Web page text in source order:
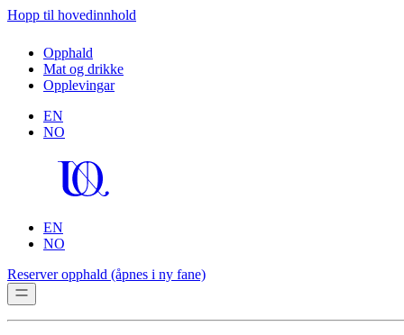
Hopp til hovedinnhold
Opphald
Mat og drikke
Opplevingar
EN
NO
EN
NO
Reserver opphald (åpnes i ny fane)